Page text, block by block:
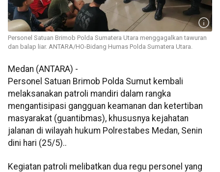
Personel Satuan Brimob Polda Sumatera Utara menggagalkan tawuran
dan balap liar. ANTARA/HO-Bidang Humas Polda Sumatera Utara.
Medan (ANTARA) -
Personel Satuan Brimob Polda Sumut kembali
melaksanakan patroli mandiri dalam rangka
mengantisipasi gangguan keamanan dan ketertiban
masyarakat (guantibmas), khususnya kejahatan
jalanan di wilayah hukum Polrestabes Medan, Senin
dini hari (25/5)..
Kegiatan patroli melibatkan dua regu personel yang